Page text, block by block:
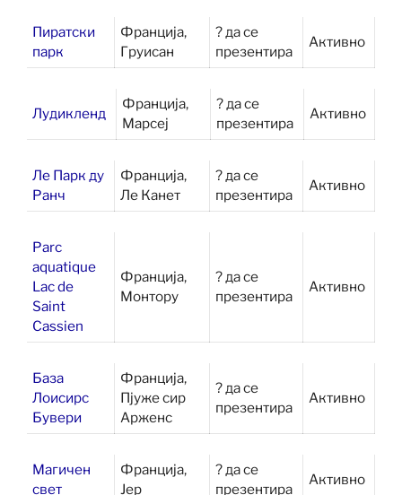
Пиратски
парк
Франција,
Груисан
? да се
презентира
Активно
Лудикленд
Франција,
Марсеј
? да се
презентира
Активно
Ле Парк ду
Ранч
Франција,
Ле Канет
? да се
презентира
Активно
Parc
aquatique
Lac de
Saint
Cassien
Франција,
Монтору
? да се
презентира
Активно
База
Лоисирс
Бувери
Франција,
Пјуже сир
Арженс
? да се
презентира
Активно
Магичен
свет
Франција,
Јер
? да се
презентира
Активно